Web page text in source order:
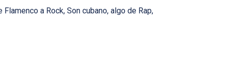
a Rock, Son cubano, algo de Rap,